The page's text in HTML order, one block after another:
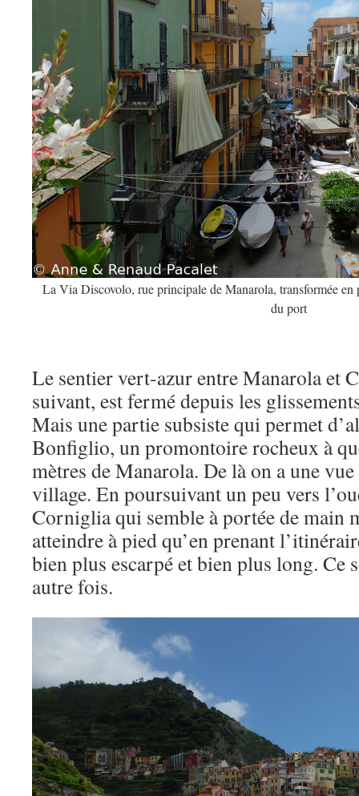
La Via Discovolo, rue principale de Manarola, transformée en
du port
Le sentier vert-azur entre Manarola et
suivant, est fermé depuis les
Mais une partie subsiste qui permet
Bonfiglio, un promontoire rocheux à
mètres de Manarola. De là on a une
village. En poursuivant un peu vers
Corniglia qui semble à portée de main
atteindre à pied qu’en prenant
bien plus escarpé et bien plus long. Ce
autre fois.